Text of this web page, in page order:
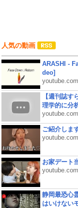
人気の動画
ARASHI -
deo]
youtube.com
【週刊誌す
理学的に分析
youtube.com
ご紹介しま
youtube.com
お家デート
youtube.com
静岡最恐心
はいけない